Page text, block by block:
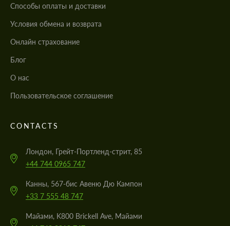
Cпособы оплаты и доставки
Условия обмена и возврата
Онлайн страхование
Блог
О нас
Пользовательское соглашение
CONTACTS
Лондон, Грейт-Портленд-стрит, 85
+44 744 0965 747
Канны, 567-бис Авеню Дю Кампон
+33 7 555 48 747
Майами, K800 Brickell Ave, Майами